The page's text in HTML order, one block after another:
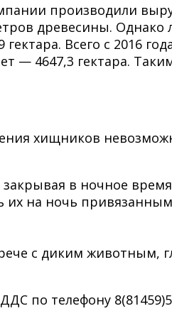
производили
древесины. Однако
Всего с 2016
— 4647,3 гектара.
хищников
в ночное
на ночь
с диким животным,
по телефону